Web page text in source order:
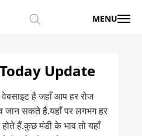
MENU
Update
है जहाँ आप हर रोज
जान सकते हैं.यहाँ पर लगभग हर
हैं.कुछ मंडी के भाव तो यहाँ